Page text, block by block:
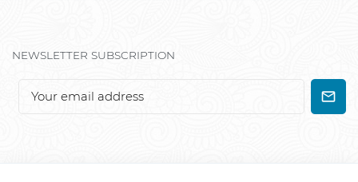
NEWSLETTER SUBSCRIPTION